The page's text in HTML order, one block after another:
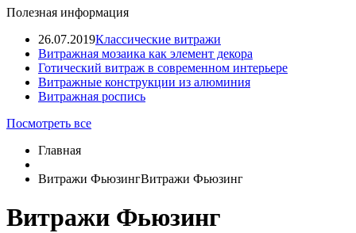
Полезная информация
26.07.2019Классические витражи
Витражная мозаика как элемент декора
Готический витраж в современном интерьере
Витражные конструкции из алюминия
Витражная роспись
Посмотреть все
Главная
Витражи ФьюзингВитражи Фьюзинг
Витражи Фьюзинг